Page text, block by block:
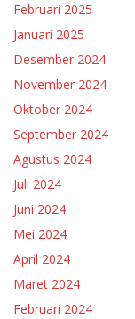
Februari 2025
Januari 2025
Desember 2024
November 2024
Oktober 2024
September 2024
Agustus 2024
Juli 2024
Juni 2024
Mei 2024
April 2024
Maret 2024
Februari 2024